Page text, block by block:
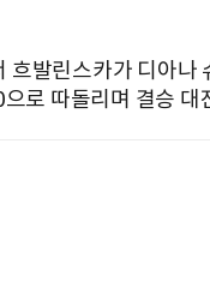
흐발린스카가 디아나
로 따돌리며 결승 대